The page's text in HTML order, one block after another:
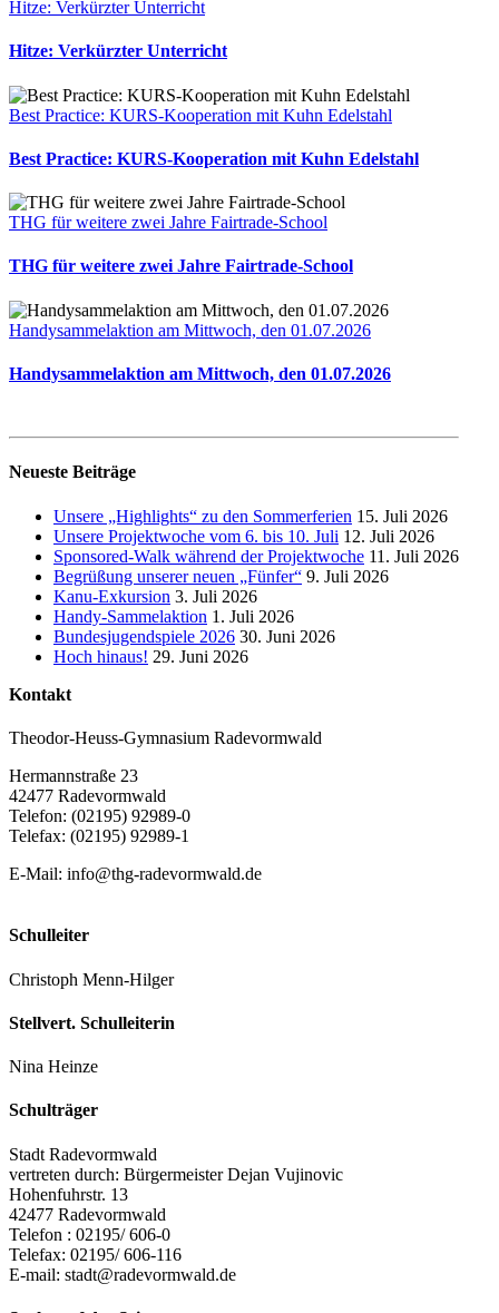
Hitze: Verkürzter Unterricht
Hitze: Verkürzter Unterricht
Best Practice: KURS-Kooperation mit Kuhn Edelstahl
Best Practice: KURS-Kooperation mit Kuhn Edelstahl
THG für weitere zwei Jahre Fairtrade-School
THG für weitere zwei Jahre Fairtrade-School
Handysammelaktion am Mittwoch, den 01.07.2026
Handysammelaktion am Mittwoch, den 01.07.2026
Neueste Beiträge
Unsere „Highlights“ zu den Sommerferien 15. Juli 2026
Unsere Projektwoche vom 6. bis 10. Juli 12. Juli 2026
Sponsored-Walk während der Projektwoche 11. Juli 2026
Begrüßung unserer neuen „Fünfer“ 9. Juli 2026
Kanu-Exkursion 3. Juli 2026
Handy-Sammelaktion 1. Juli 2026
Bundesjugendspiele 2026 30. Juni 2026
Hoch hinaus! 29. Juni 2026
Kontakt
Theodor-Heuss-Gymnasium Radevormwald
Hermannstraße 23
42477 Radevormwald
Telefon: (02195) 92989-0
Telefax: (02195) 92989-1
E-Mail: info@thg-radevormwald.de
Schulleiter
Christoph Menn-Hilger
Stellvert. Schulleiterin
Nina Heinze
Schulträger
Stadt Radevormwald
vertreten durch: Bürgermeister Dejan Vujinovic
Hohenfuhrstr. 13
42477 Radevormwald
Telefon : 02195/ 606-0
Telefax: 02195/ 606-116
E-mail: stadt@radevormwald.de